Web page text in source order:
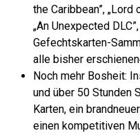
the Caribbean”, „Lord
„An Unexpected
Gefechtskarten-
alle bisher
Noch mehr Bosheit:
und über 50 Stunden
Karten, ein
einen kompetitiven